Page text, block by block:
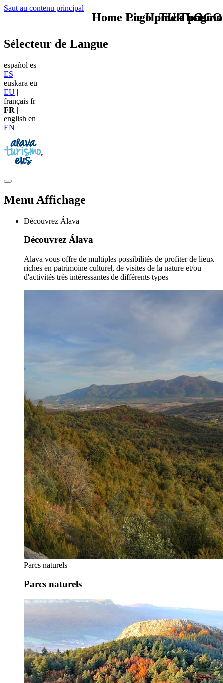
Saut au contenu principal
TU - LOGO
Sélecteur de Langue
español es
ES |
euskara eu
EU |
français fr
FR |
english en
EN
Menu Affichage
Découvrez Álava
Découvrez Álava
Alava vous offre de multiples possibilités de profiter de lieux
riches en patrimoine culturel, de visites de la nature et/ou
d'activités très intéressantes de différents types
Parcs naturels
Parcs naturels
Home Logo pie de página
Pie Home Turismo